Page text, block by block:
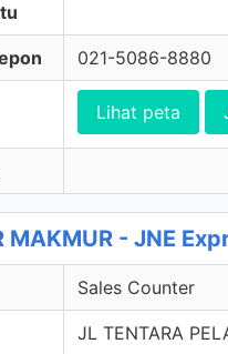
021-5086-8880
Lihat peta
MAKMUR - JNE
Sales Counter
JL TENTARA